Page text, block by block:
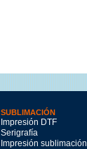
SUBLIMACIÓN
Impresión DTF
Serigrafía
Impresión sublimación